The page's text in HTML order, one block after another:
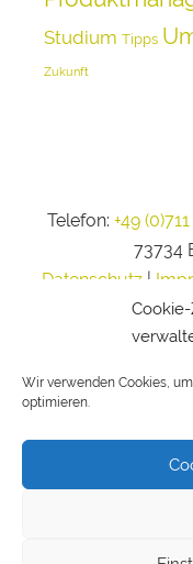
Wir verwenden Cookies,
optimieren.
Studium Tipps
Zukunft
Telefon: +49
73734
Datenschutz|